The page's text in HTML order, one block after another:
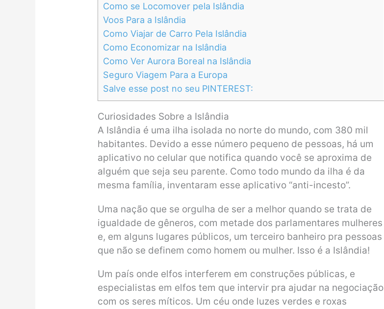
Como se Locomover pela Islândia
Voos Para a Islândia
Como Viajar de Carro Pela Islândia
Como Economizar na Islândia
Como Ver Aurora Boreal na Islândia
Seguro Viagem Para a Europa
Salve esse post no seu PINTEREST:
Curiosidades Sobre a Islândia
A Islândia é uma ilha isolada no norte do mundo, com 380 mil
habitantes. Devido a esse número pequeno de pessoas, há um
aplicativo no celular que notifica quando você se aproxima de
alguém que seja seu parente. Como todo mundo da ilha é da
mesma família, inventaram esse aplicativo “anti-incesto”.
Uma nação que se orgulha de ser a melhor quando se trata de
igualdade de gêneros, com metade dos parlamentares mulheres
e, em alguns lugares públicos, um terceiro banheiro pra pessoas
que não se definem como homem ou mulher. Isso é a Islândia!
Um país onde elfos interferem em construções públicas, e
especialistas em elfos tem que intervir pra ajudar na negociação
com os seres míticos. Um céu onde luzes verdes e roxas